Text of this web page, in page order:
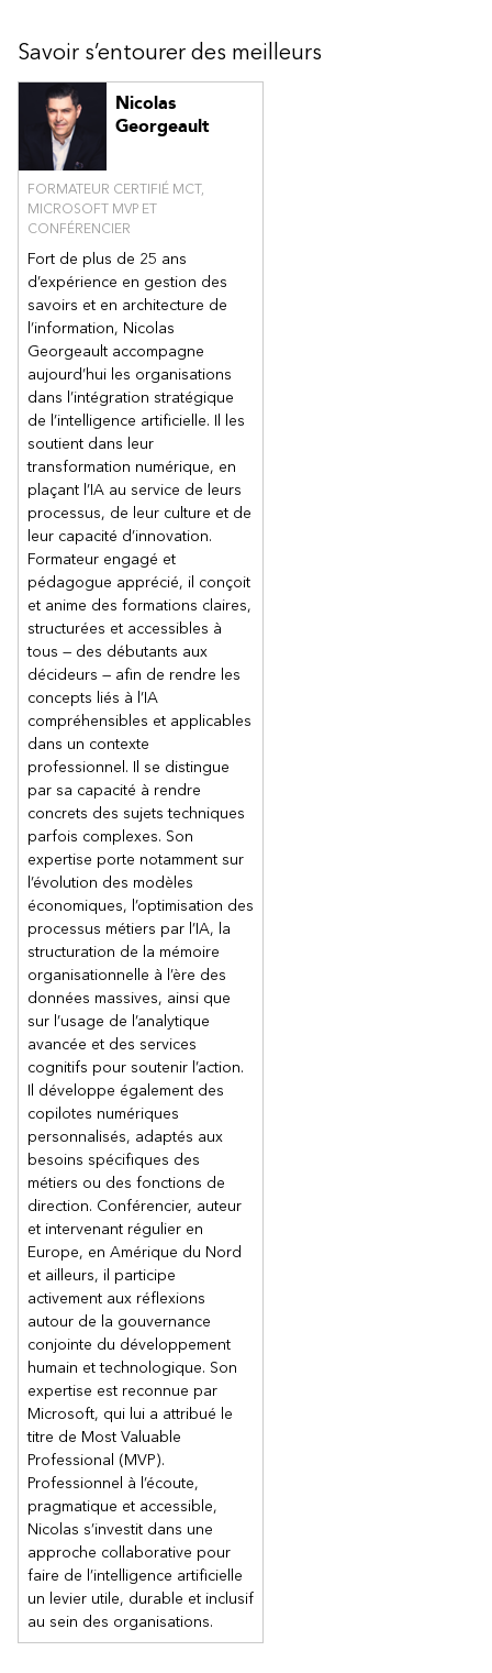
Savoir s’entourer des meilleurs
Nicolas
Georgeault
FORMATEUR CERTIFIÉ MCT,
MICROSOFT MVP ET
CONFÉRENCIER
Fort de plus de 25 ans
d’expérience en gestion des
savoirs et en architecture de
l’information, Nicolas
Georgeault accompagne
aujourd’hui les organisations
dans l’intégration stratégique
de l’intelligence artificielle. Il les
soutient dans leur
transformation numérique, en
plaçant l’IA au service de leurs
processus, de leur culture et de
leur capacité d’innovation.
Formateur engagé et
pédagogue apprécié, il conçoit
et anime des formations claires,
structurées et accessibles à
tous — des débutants aux
décideurs — afin de rendre les
concepts liés à l’IA
compréhensibles et applicables
dans un contexte
professionnel. Il se distingue
par sa capacité à rendre
concrets des sujets techniques
parfois complexes. Son
expertise porte notamment sur
l’évolution des modèles
économiques, l’optimisation des
processus métiers par l’IA, la
structuration de la mémoire
organisationnelle à l’ère des
données massives, ainsi que
sur l’usage de l’analytique
avancée et des services
cognitifs pour soutenir l’action.
Il développe également des
copilotes numériques
personnalisés, adaptés aux
besoins spécifiques des
métiers ou des fonctions de
direction. Conférencier, auteur
et intervenant régulier en
Europe, en Amérique du Nord
et ailleurs, il participe
activement aux réflexions
autour de la gouvernance
conjointe du développement
humain et technologique. Son
expertise est reconnue par
Microsoft, qui lui a attribué le
titre de Most Valuable
Professional (MVP).
Professionnel à l’écoute,
pragmatique et accessible,
Nicolas s’investit dans une
approche collaborative pour
faire de l’intelligence artificielle
un levier utile, durable et inclusif
au sein des organisations.